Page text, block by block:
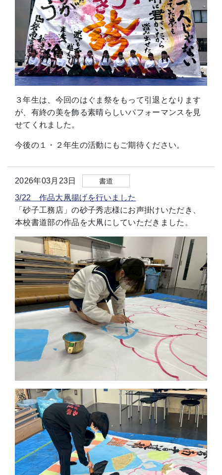
３年生は、今回のはぐま祭をもって引退となります
が、有終の美を飾る素晴らしいパフォーマンスを見
せてくれました。
今後の１・２年生の活動にもご期待ください。
2026年03月23日 書道
3/22 作品大凧揚げを行いました
「砂子工務店」の砂子秀志様にお声掛けいただき、
本校書道部の作品を大凧にしていただきました。